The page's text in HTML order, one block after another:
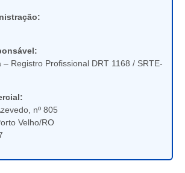
– Registro Profissional DRT 1168 / SRTE-
nº 805
Velho/RO